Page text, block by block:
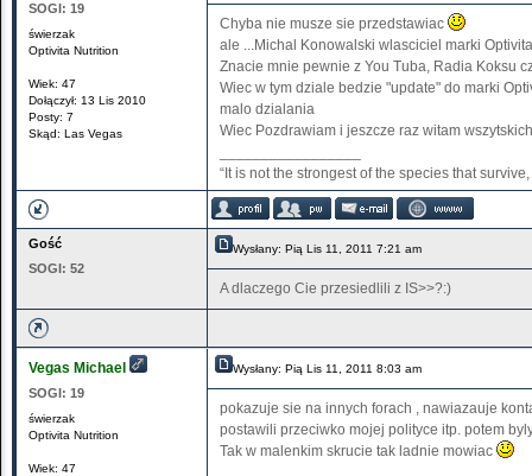
SOGI: 19
świerzak
Optivita Nutrition
Wiek: 47
Dołączył: 13 Lis 2010
Posty: 7
Skąd: Las Vegas
Chyba nie musze sie przedstawiac
ale ...Michal Konowalski wlasciciel marki
Znacie mnie pewnie z You Tuba, Radia Koksu
Wiec w tym dziale bedzie "update" do marki
malo dzialania
Wiec Pozdrawiam i jeszcze raz witam wszytskich
“It is not the strongest of the species that
Gość
SOGI: 52
Wysłany: Pią Lis 11, 2011 7:21 am
A dlaczego Cie przesiedlili z IS>>?:)
Vegas Michael
SOGI: 19
świerzak
Optivita Nutrition
Wiek: 47
Wysłany: Pią Lis 11, 2011 8:03 am
pokazuje sie na innych forach , nawiazauje
postawili przeciwko mojej polityce itp. potem
Tak w malenkim skrucie tak ladnie mowiac